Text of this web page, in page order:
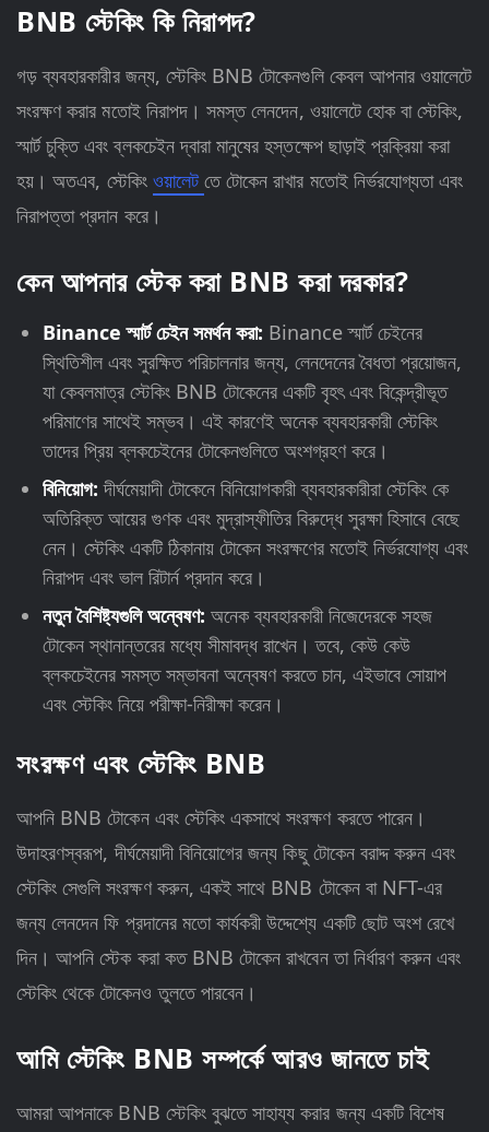
BNB স্টেকিং কি নিরাপদ?
গড় ব্যবহারকারীর জন্য, স্টেকিং BNB টোকেনগুলি কেবল আপনার ওয়ালেটে
সংরক্ষণ করার মতোই নিরাপদ। সমস্ত লেনদেন, ওয়ালেটে হোক বা স্টেকিং,
স্মার্ট চুক্তি এবং ব্লকচেইন দ্বারা মানুষের হস্তক্ষেপ ছাড়াই প্রক্রিয়া করা
হয়। অতএব, স্টেকিং ওয়ালেটতে টোকেন রাখার মতোই নির্ভরযোগ্যতা এবং
নিরাপত্তা প্রদান করে।
কেন আপনার স্টেক করা BNB করা দরকার?
Binance স্মার্ট চেইন সমর্থন করা: Binance স্মার্ট চেইনের
স্থিতিশীল এবং সুরক্ষিত পরিচালনার জন্য, লেনদেনের বৈধতা প্রয়োজন,
যা কেবলমাত্র স্টেকিং BNB টোকেনের একটি বৃহৎ এবং বিকেন্দ্রীভূত
পরিমাণের সাথেই সম্ভব। এই কারণেই অনেক ব্যবহারকারী স্টেকিং
তাদের প্রিয় ব্লকচেইনের টোকেনগুলিতে অংশগ্রহণ করে।
বিনিয়োগ:দীর্ঘমেয়াদী টোকেনে বিনিয়োগকারী ব্যবহারকারীরা স্টেকিং কে
অতিরিক্ত আয়ের গুণক এবং মুদ্রাস্ফীতির বিরুদ্ধে সুরক্ষা হিসাবে বেছে
নেন। স্টেকিং একটি ঠিকানায় টোকেন সংরক্ষণের মতোই নির্ভরযোগ্য এবং
নিরাপদ এবং ভাল রিটার্ন প্রদান করে।
নতুন বৈশিষ্ট্যগুলি অন্বেষণ: অনেক ব্যবহারকারী নিজেদেরকে সহজ
টোকেন স্থানান্তরের মধ্যে সীমাবদ্ধ রাখেন। তবে, কেউ কেউ
ব্লকচেইনের সমস্ত সম্ভাবনা অন্বেষণ করতে চান, এইভাবে সোয়াপ
এবং স্টেকিং নিয়ে পরীক্ষা-নিরীক্ষা করেন।
সংরক্ষণ এবং স্টেকিং BNB
আপনি BNB টোকেন এবং স্টেকিং একসাথে সংরক্ষণ করতে পারেন।
উদাহরণস্বরূপ, দীর্ঘমেয়াদী বিনিয়োগের জন্য কিছু টোকেন বরাদ্দ করুন এবং
স্টেকিং সেগুলি সংরক্ষণ করুন, একই সাথে BNB টোকেন বা NFT-এর
জন্য লেনদেন ফি প্রদানের মতো কার্যকরী উদ্দেশ্যে একটি ছোট অংশ রেখে
দিন। আপনি স্টেক করা কত BNB টোকেন রাখবেন তা নির্ধারণ করুন এবং
স্টেকিং থেকে টোকেনও তুলতে পারবেন।
আমি স্টেকিং BNB সম্পর্কে আরও জানতে চাই
আমরা আপনাকে BNB স্টেকিং বুঝতে সাহায্য করার জন্য একটি বিশেষ